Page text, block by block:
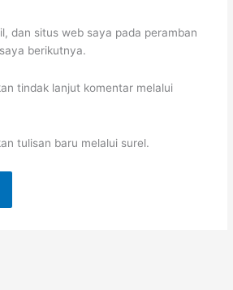
dan situs web saya pada peramban
berikutnya.
tindak lanjut komentar melalui
tulisan baru melalui surel.